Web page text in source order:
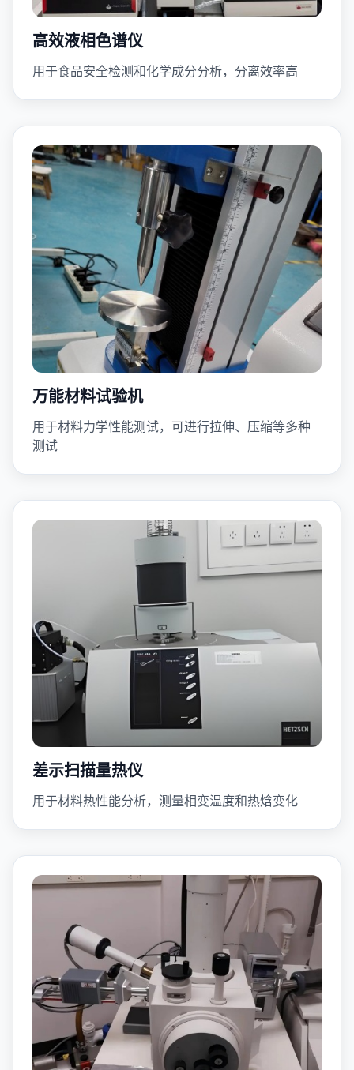
高效液相色谱仪
用于食品安全检测和化学成分分析，分离效率高
万能材料试验机
用于材料力学性能测试，可进行拉伸、压缩等多种
测试
差示扫描量热仪
用于材料热性能分析，测量相变温度和热焓变化